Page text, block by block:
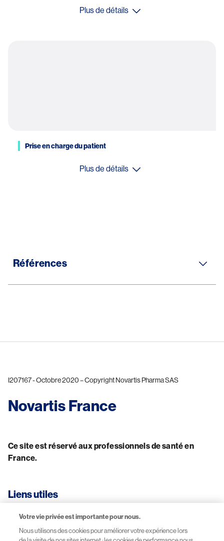
Plus de détails
Prise en charge du patient
Plus de détails
Références
I207167 - Octobre 2020 – Copyright Novartis Pharma SAS
Novartis France
Ce site est réservé aux professionnels de santé en
France.
Liens utiles
Votre vie privée est importante pour nous.
Nous utilisons des cookies pour améliorer votre expérience lors